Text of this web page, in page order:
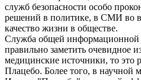
служб безопасности особо
решений в политике, в СМИ во
качество жизни в обществе.
Служба общей информационной
правильно заметить очевидное
медицинские источники, то это
Плацебо. Более того, в научной